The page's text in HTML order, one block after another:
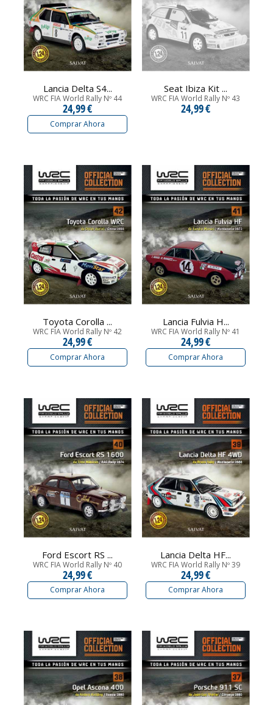
Lancia Delta S4...
WRC FIA World Rally Nº 44
24,99 €
Comprar Ahora
Seat Ibiza Kit ...
WRC FIA World Rally Nº 43
24,99 €
Toyota Corolla ...
WRC FIA World Rally Nº 42
24,99 €
Comprar Ahora
Lancia Fulvia H...
WRC FIA World Rally Nº 41
24,99 €
Comprar Ahora
Ford Escort RS ...
WRC FIA World Rally Nº 40
24,99 €
Comprar Ahora
Lancia Delta HF...
WRC FIA World Rally Nº 39
24,99 €
Comprar Ahora